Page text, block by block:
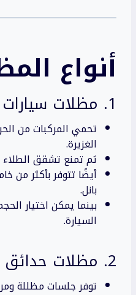
أنواع
1. مظلات سيارات
تحمي المركبات من
الغزيرة.
ثم تمنع تشقق الطلاء
بانل.
بينما يمكن اختيار
السيارة.
2. مظلات حدائق
توفر جلسات مظللة